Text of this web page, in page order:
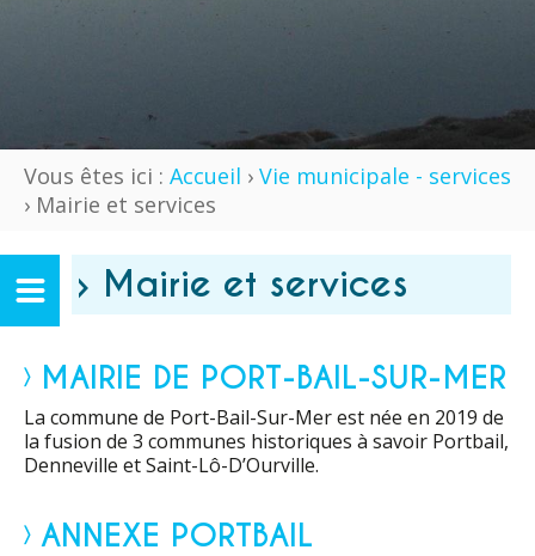
Vous êtes ici : Accueil › Vie municipale - services
› Mairie et services
› Mairie et services
MAIRIE DE PORT-BAIL-SUR-MER
La commune de Port-Bail-Sur-Mer est née en 2019 de
la fusion de 3 communes historiques à savoir Portbail,
Denneville et Saint-Lô-D’Ourville.
ANNEXE PORTBAIL